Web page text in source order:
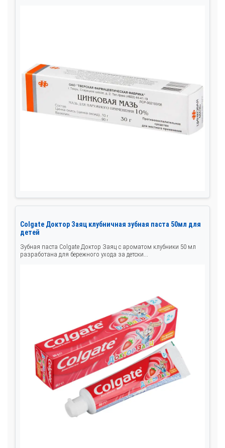
Colgate Доктор Заяц клубничная зубная паста 50мл для
детей
Зубная паста Colgate Доктор Заяц с ароматом клубники 50 мл
разработана для бережного ухода за детски...